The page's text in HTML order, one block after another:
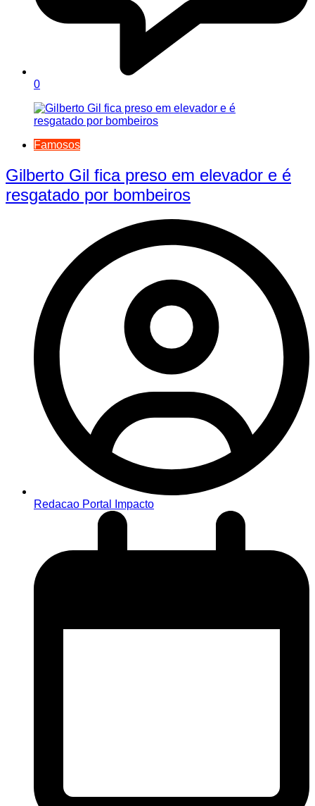
0
Famosos
Gilberto Gil fica preso em elevador e é
resgatado por bombeiros
Redacao Portal Impacto